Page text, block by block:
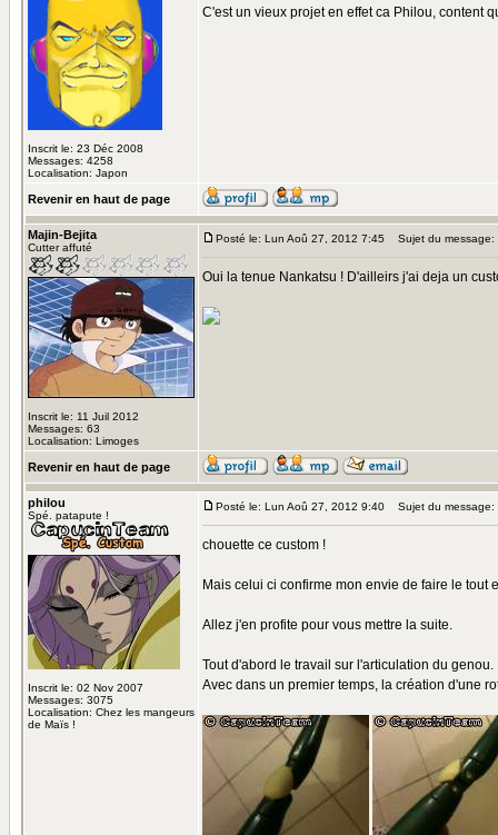
Inscrit le: 23 Déc 2008
Messages: 4258
Localisation: Japon
C'est un vieux projet en effet ca Philou, content
Revenir en haut de page
Majin-Bejita
Cutter affuté
Inscrit le: 11 Juil 2012
Messages: 63
Localisation: Limoges
Posté le: Lun Aoû 27, 2012 7:45 Sujet du message:
Oui la tenue Nankatsu ! D'ailleirs j'ai deja un
Revenir en haut de page
philou
Spé. patapute !
Inscrit le: 02 Nov 2007
Messages: 3075
Localisation: Chez les mangeurs
de Maïs !
Posté le: Lun Aoû 27, 2012 9:40 Sujet du message:
chouette ce custom !
Mais celui ci confirme mon envie de faire le
Allez j'en profite pour vous mettre la suite.
Tout d'abord le travail sur l'articulation du genou.
Avec dans un premier temps, la création d'une